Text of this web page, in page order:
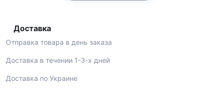
Доставка
Отправка товара в день заказа
Доставка в течении 1-3-х дней
Доставка по Украине